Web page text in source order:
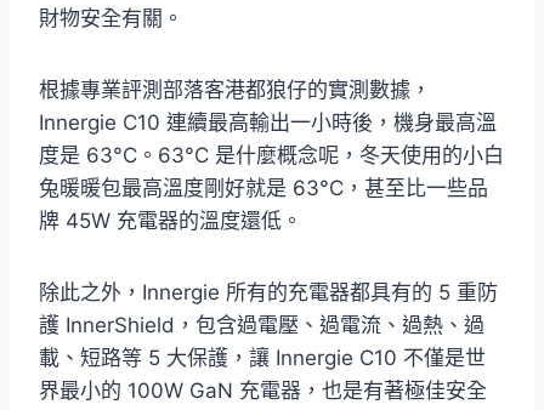
財物安全有關。
根據專業評測部落客港都狼仔的實測數據，
Innergie C10 連續最高輸出一小時後，機身最高溫
度是 63°C。63°C 是什麼概念呢，冬天使用的小白
兔暖暖包最高溫度剛好就是 63°C，甚至比一些品
牌 45W 充電器的溫度還低。
除此之外，Innergie 所有的充電器都具有的 5 重防
護 InnerShield，包含過電壓、過電流、過熱、過
載、短路等 5 大保護，讓 Innergie C10 不僅是世
界最小的 100W GaN 充電器，也是有著極佳安全